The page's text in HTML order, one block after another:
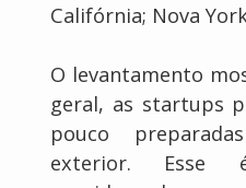
Califórnia; Nova
O levantamento
geral, as startups
pouco
exterior. Esse